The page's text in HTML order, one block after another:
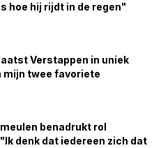
hoe hij rijdt in de regen"
Verstappen in uniek
mijn twee favoriete
benadrukt rol
denk dat iedereen zich dat